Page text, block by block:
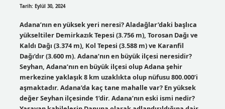
Tarih: Eylül 30, 2024
Adana’nın en yüksek yeri neresi? Aladağlar’daki başlıca
yükseltiler Demirkazık Tepesi (3.756 m), Torosan Dağı ve
Kaldı Dağı (3.374 m), Kol Tepesi (3.588 m) ve Karanfil
Dağı’dır (3.600 m). Adana’nın en büyük ilçesi neresidir?
Seyhan, Adana’nın en büyük ilçesi olup Adana şehir
merkezine yaklaşık 8 km uzaklıkta olup nüfusu 800.000’i
aşmaktadır. Adana’da kaç tane mahalle var? En yüksek
değer Seyhan ilçesinde 1’dir. Adana’nın eski ismi nedir?